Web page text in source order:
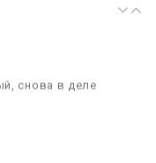
которая с
снова в деле